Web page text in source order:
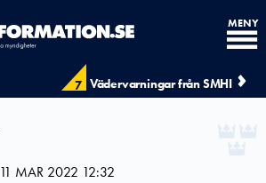
7 Vädervarningar från SMHI
MENY
11 MAR 2022 12:32